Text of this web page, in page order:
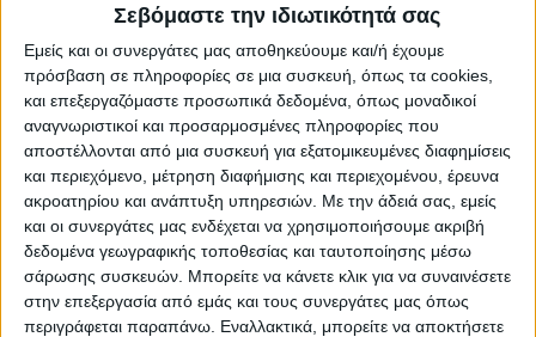
Σεβόμαστε την ιδιωτικότητά σας
Εμείς και οι συνεργάτες μας αποθηκεύουμε και/ή έχουμε
πρόσβαση σε πληροφορίες σε μια συσκευή, όπως τα cookies,
και επεξεργαζόμαστε προσωπικά δεδομένα, όπως μοναδικοί
αναγνωριστικοί και προσαρμοσμένες πληροφορίες που
αποστέλλονται από μια συσκευή για εξατομικευμένες διαφημίσεις
και περιεχόμενο, μέτρηση διαφήμισης και περιεχομένου, έρευνα
ακροατηρίου και ανάπτυξη υπηρεσιών. Με την άδειά σας, εμείς
και οι συνεργάτες μας ενδέχεται να χρησιμοποιήσουμε ακριβή
δεδομένα γεωγραφικής τοποθεσίας και ταυτοποίησης μέσω
σάρωσης συσκευών. Μπορείτε να κάνετε κλικ για να συναινέσετε
στην επεξεργασία από εμάς και τους συνεργάτες μας όπως
περιγράφεται παραπάνω. Εναλλακτικά, μπορείτε να αποκτήσετε
ΝΕΟΣ ΑΓΩΝ
https://neosagon.gr
Η Αρχαιότερη Καθημερινή Πρωινή Εφημερίδα της Καρδίτσας